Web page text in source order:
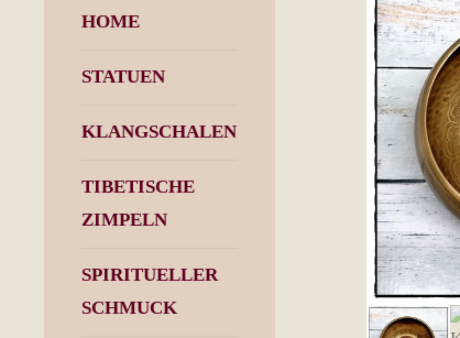
HOME
STATUEN
KLANGSCHALEN
TIBETISCHE
ZIMPELN
SPIRITUELLER
SCHMUCK